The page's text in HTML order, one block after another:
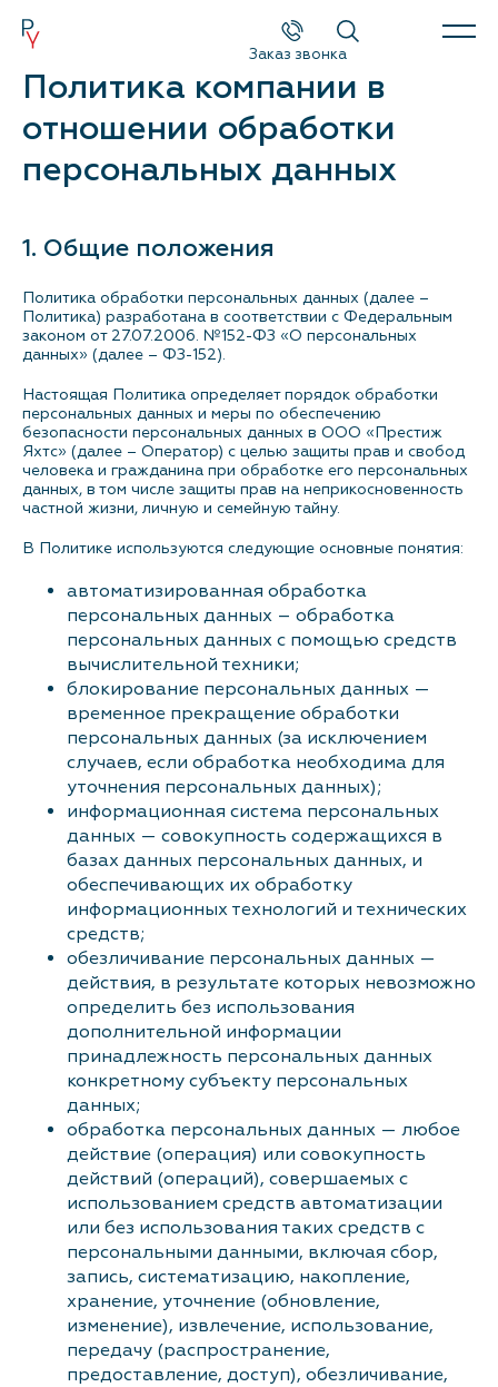
Заказ звонка
Каталог
Поиск
Б/у катера и яхты
Спецпредложения
Сервис и оборудование
Новости и события
О компании
Политика компании в
отношении обработки
персональных данных
1. Общие положения
Политика обработки персональных данных (далее –
Политика) разработана в соответствии с Федеральным
законом от 27.07.2006. №152-ФЗ «О персональных
данных» (далее – ФЗ-152).
Настоящая Политика определяет порядок обработки
персональных данных и меры по обеспечению
безопасности персональных данных в ООО «Престиж
Яхтс» (далее – Оператор) с целью защиты прав и свобод
человека и гражданина при обработке его персональных
данных, в том числе защиты прав на неприкосновенность
частной жизни, личную и семейную тайну.
В Политике используются следующие основные понятия:
автоматизированная обработка
персональных данных – обработка
персональных данных с помощью средств
вычислительной техники;
блокирование персональных данных —
временное прекращение обработки
персональных данных (за исключением
случаев, если обработка необходима для
уточнения персональных данных);
информационная система персональных
данных — совокупность содержащихся в
базах данных персональных данных, и
обеспечивающих их обработку
информационных технологий и технических
средств;
обезличивание персональных данных —
действия, в результате которых невозможно
определить без использования
дополнительной информации
принадлежность персональных данных
конкретному субъекту персональных
данных;
обработка персональных данных — любое
действие (операция) или совокупность
действий (операций), совершаемых с
использованием средств автоматизации
или без использования таких средств с
персональными данными, включая сбор,
запись, систематизацию, накопление,
хранение, уточнение (обновление,
изменение), извлечение, использование,
передачу (распространение,
предоставление, доступ), обезличивание,